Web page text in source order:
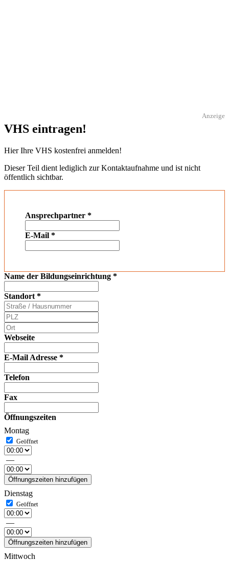
Anzeige
VHS eintragen!
Hier Ihre VHS kostenfrei anmelden!
Dieser Teil dient lediglich zur Kontaktaufnahme und ist nicht
öffentlich sichtbar.
Ansprechpartner *
E-Mail *
Name der Bildungseinrichtung *
Standort *
Webseite
E-Mail Adresse *
Telefon
Fax
Öffnungszeiten
Montag
—
Öffnungszeiten hinzufügen
Dienstag
—
Öffnungszeiten hinzufügen
Mittwoch